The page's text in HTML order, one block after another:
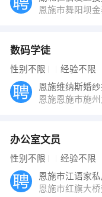
恩施市舞阳坝
数码学徒
性别不限 经验不限
恩施维纳斯婚
恩施恩施市施
办公室文员
性别不限 经验不限
恩施市江语家
恩施市红旗大